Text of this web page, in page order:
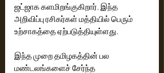
ஜட்ஜாக களமிறங்குகிறார். இந்த
அறிவிப்பு ரசிகர்கள் மத்தியில் பெரும்
உற்சாகத்தை ஏற்படுத்தியுள்ளது.
இந்த முறை தமிழகத்தின் பல
மண்டலங்களைச் சேர்ந்த